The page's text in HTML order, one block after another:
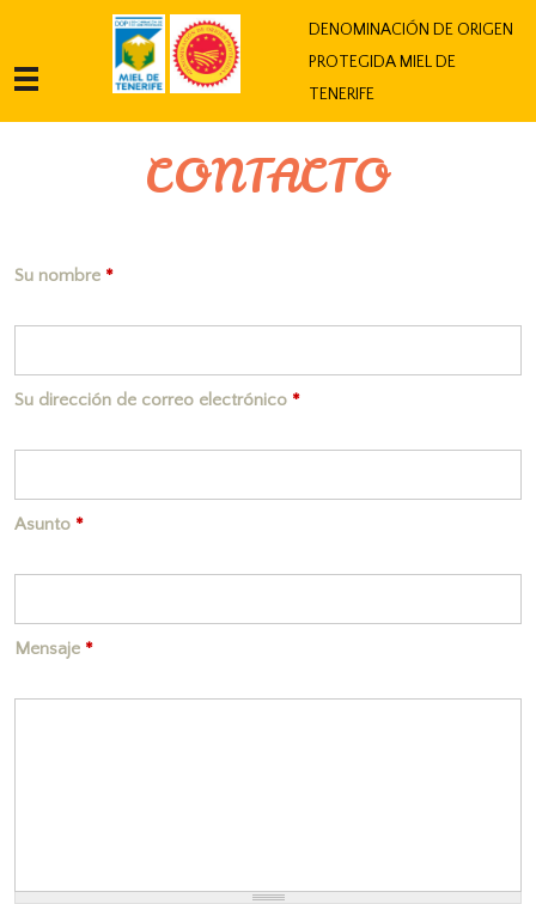
Jump to navigation
DENOMINACIÓN DE ORIGEN
PROTEGIDA MIEL DE
TENERIFE
CONTACTO
Su nombre *
Su dirección de correo electrónico *
Asunto *
Mensaje *